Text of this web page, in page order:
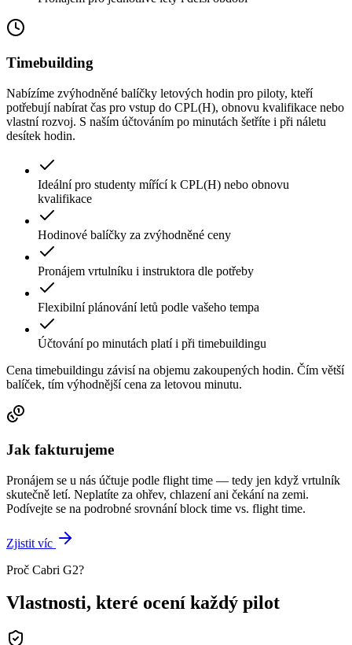
Timebuilding
Nabízíme zvýhodněné balíčky letových hodin pro piloty, kteří
potřebují nabírat čas pro vstup do CPL(H), obnovu kvalifikace nebo
vlastní rozvoj. S naším účtováním po minutách šetříte i při náletu
desítek hodin.
Ideální pro studenty mířící k CPL(H) nebo obnovu
kvalifikace
Hodinové balíčky za zvýhodněné ceny
Pronájem vrtulníku i instruktora dle potřeby
Flexibilní plánování letů podle vašeho tempa
Účtování po minutách platí i při timebuildingu
Cena timebuildingu závisí na objemu zakoupených hodin. Čím větší
balíček, tím výhodnější cena za letovou minutu.
Jak fakturujeme
Pronájem se u nás účtuje podle flight time — tedy jen když vrtulník
skutečně letí. Neplatíte za ohřev, chlazení ani čekání na zemi.
Podívejte se na podrobné srovnání block time vs. flight time.
Zjistit víc
Proč Cabri G2?
Vlastnosti, které ocení každý pilot